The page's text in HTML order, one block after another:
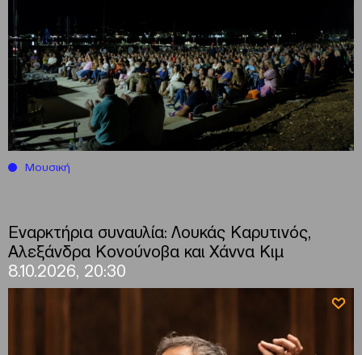
Μουσική
Εναρκτήρια συναυλία: Λουκάς Καρυτινός,
Αλεξάνδρα Κονούνοβα και Χάννα Κιμ
8.10.2026, 20:30